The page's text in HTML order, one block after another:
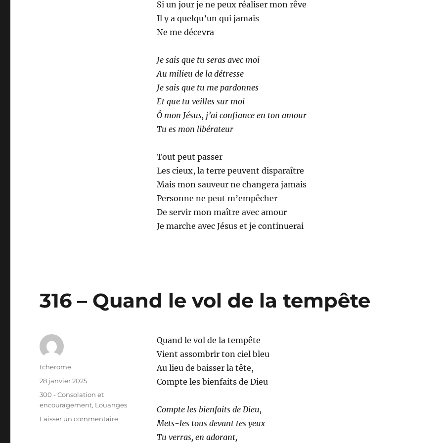
Si un jour je ne peux réaliser mon rêve
Il y a quelqu’un qui jamais
Ne me décevra
Je sais que tu seras avec moi
Au milieu de la détresse
Je sais que tu me pardonnes
Et que tu veilles sur moi
Ô mon Jésus, j’ai confiance en ton amour
Tu es mon libérateur
Tout peut passer
Les cieux, la terre peuvent disparaître
Mais mon sauveur ne changera jamais
Personne ne peut m’empêcher
De servir mon maître avec amour
Je marche avec Jésus et je continuerai
316 – Quand le vol de la tempête
Quand le vol de la tempête
Vient assombrir ton ciel bleu
Au lieu de baisser la tête,
Compte les bienfaits de Dieu
Compte les bienfaits de Dieu,
Mets-les tous devant tes yeux
Tu verras, en adorant,
Auteur
tcherome
Publié
28 janvier 2025
Catégories
300 - Consolation et
encouragement, Louanges
Laisser un commentairesur